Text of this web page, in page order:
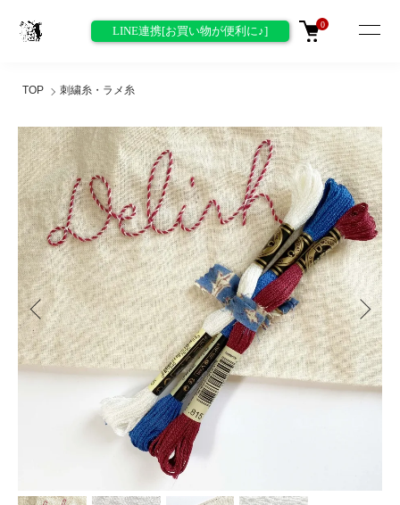
LINE連携[お買い物が便利に♪] 0
TOP 刺繍糸・ラメ糸